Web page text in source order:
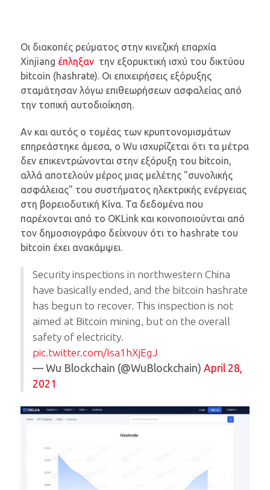
Οι διακοπές ρεύματος στην κινεζική επαρχία
Xinjiang έπληξαν την εξορυκτική ισχύ του δικτύου
bitcoin (hashrate). Οι επιχειρήσεις εξόρυξης
σταμάτησαν λόγω επιθεωρήσεων ασφαλείας από
την τοπική αυτοδιοίκηση.
Αν και αυτός ο τομέας των κρυπτονομισμάτων
επηρεάστηκε άμεσα, ο Wu ισχυρίζεται ότι τα μέτρα
δεν επικεντρώνονται στην εξόρυξη του bitcoin,
αλλά αποτελούν μέρος μιας μελέτης "συνολικής
ασφάλειας" του συστήματος ηλεκτρικής ενέργειας
στη βορειοδυτική Κίνα. Τα δεδομένα που
παρέχονται από το OKLink και κοινοποιούνται από
τον δημοσιογράφο δείχνουν ότι το hashrate του
bitcoin έχει ανακάμψει.
Security inspections in northwestern China
have basically ended, and the bitcoin hashrate
has begun to recover. This inspection is not
aimed at Bitcoin mining, but on the overall
safety of electricity.
pic.twitter.com/Isa1hXjEgJ
— Wu Blockchain (@WuBlockchain) April 28,
2021